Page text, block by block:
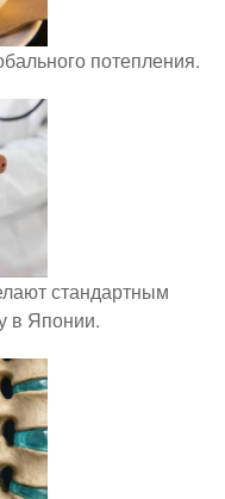
потепления.
стандартным
в Японии.